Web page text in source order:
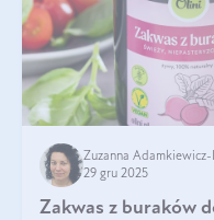
Zuzanna
29 gru 2025
Zakwas z buraków